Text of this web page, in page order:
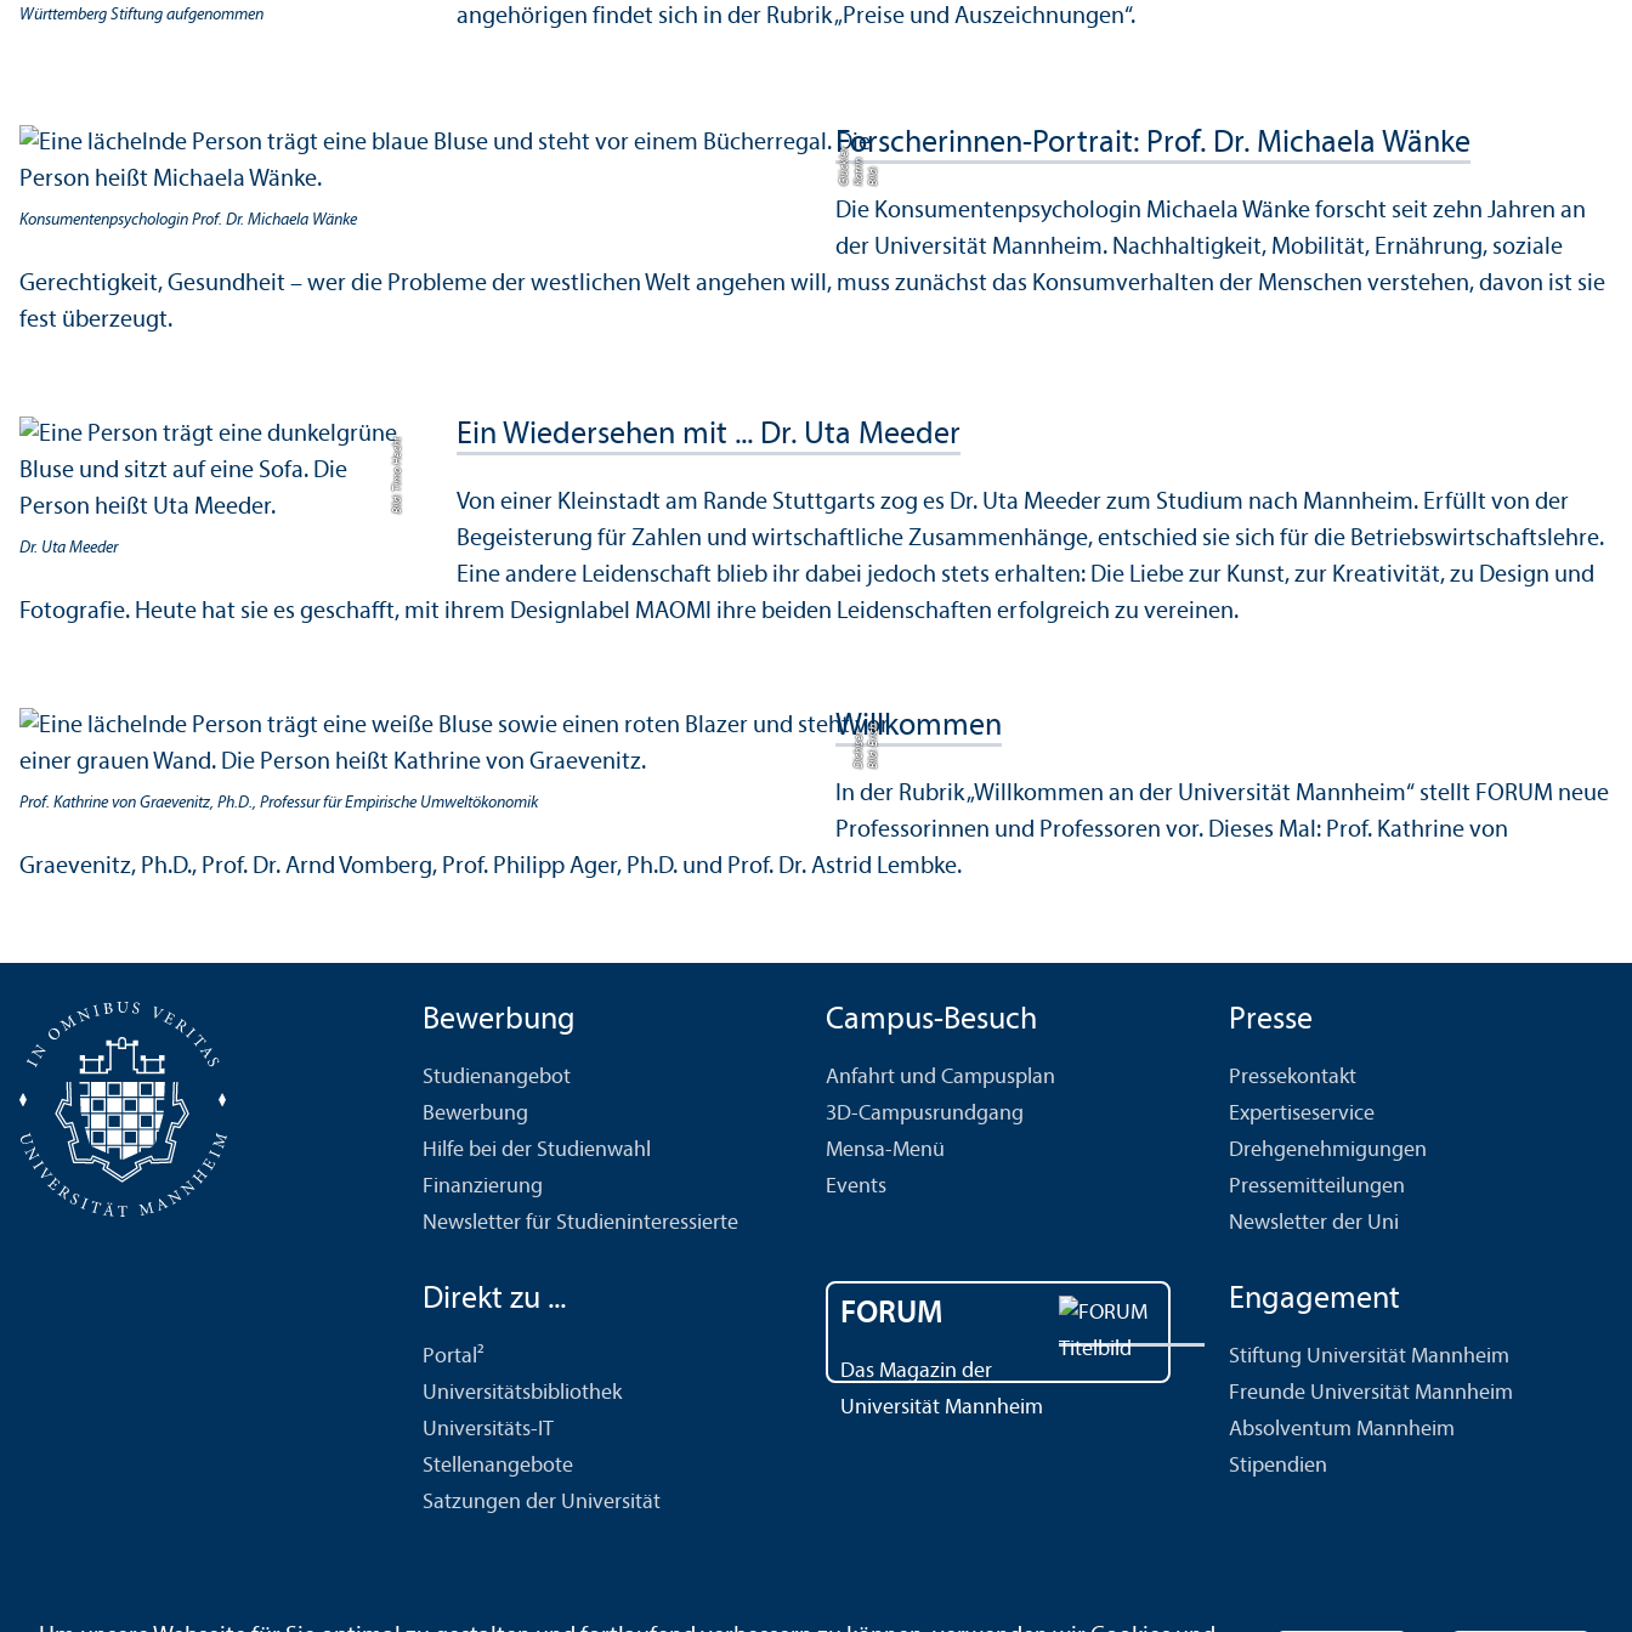
Württemberg Stiftung aufgenommen
angehörigen findet sich in der Rubrik „Preise und Auszeichnungen“.
Bil
d:
K
a
t
ri
nGl
ü
c
kle
r
Konsumenten­psychologin Prof. Dr. Michaela Wänke
Forscherinnen-Portrait: Prof. Dr. Michaela Wänke
Die Konsumenten­psychologin Michaela Wänke forscht seit zehn Jahren an
der Universität Mannheim. Nachhaltigkeit, Mobilität, Ernährung, soziale
Gerechtigkeit, Gesundheit – wer die Probleme der westlichen Welt angehen will, muss zunächst das Konsum­verhalten der Menschen verstehen, davon ist sie
fest überzeugt.
Bild: Timo Hecht
Dr. Uta Meeder
Ein Wiedersehen mit ... Dr. Uta Meeder
Von einer Kleinstadt am Rande Stuttgarts zog es Dr. Uta Meeder zum Studium nach Mannheim. Erfüllt von der
Begeisterung für Zahlen und wirtschaft­liche Zusammenhänge, entschied sie sich für die Betriebs­wirtschafts­lehre.
Eine andere Leidenschaft blieb ihr dabei jedoch stets erhalten: Die Liebe zur Kunst, zur Kreativität, zu Design und
Fotografie. Heute hat sie es geschafft, mit ihrem Designlabel MAOMI ihre beiden Leidenschaften erfolgreich zu vereinen.
Bil
d:
E
ri
ch
Di
c
hi
s
e
r
Prof. Kathrine von Graevenitz, Ph.D., Professur für Empirische Umweltökonomik
Willkommen
In der Rubrik „Willkommen an der Universität Mannheim“ stellt FORUM neue
Professorinnen und Professoren vor. Dieses Mal: Prof. Kathrine von
Graevenitz, Ph.D., Prof. Dr. Arnd Vomberg, Prof. Philipp Ager, Ph.D. und Prof. Dr. Astrid Lembke.
Bewerbung
Studien­angebot
Bewerbung
Hilfe bei der Studien­wahl
Finanzierung
Newsletter für Studien­interessierte
Campus-Besuch
Anfahrt und Campusplan
3D-Campusrundgang
Mensa-Menü
Events
Presse
Pressekontakt
Expertiseservice
Drehgenehmigungen
Pressemitteilungen
Newsletter der Uni
Direkt zu ...
Portal²
Universitäts­bibliothek
Universitäts-IT
Stellenangebote
Satzungen der Universität
FORUM
Das Magazin der
Universität Mannheim
Engagement
Stiftung Universität Mannheim
Freunde Universität Mannheim
Absolventum Mannheim
Stipendien